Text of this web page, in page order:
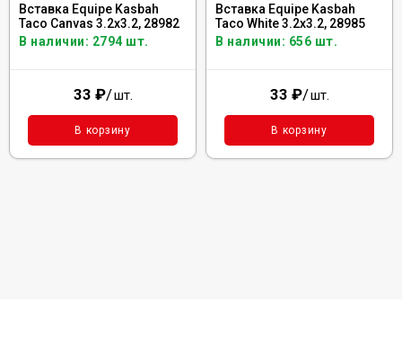
Вставка Equipe Kasbah
Taco Canvas 3.2x3.2, 28982
В наличии: 2794 шт.
33 ₽/шт.
В корзину
Вставка Equipe Kasbah
Taco White 3.2x3.2, 28985
В наличии: 656 шт.
33 ₽/шт.
В корзину